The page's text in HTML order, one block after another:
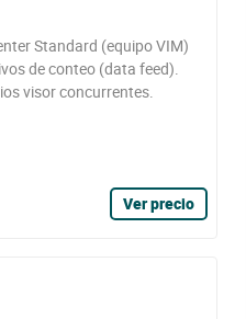
Standard (equipo VIM)
de conteo (data feed).
visor concurrentes.
Ver precio